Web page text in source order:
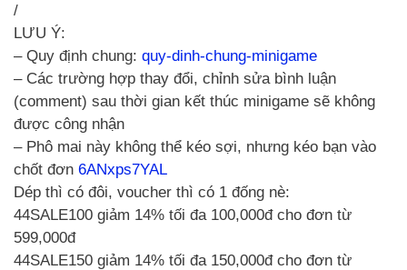
/
LƯU Ý:
– Quy định chung: quy-dinh-chung-minigame
– Các trường hợp thay đổi, chỉnh sửa bình luận
(comment) sau thời gian kết thúc minigame sẽ không
được công nhận
– Phô mai này không thể kéo sợi, nhưng kéo bạn vào
chốt đơn 6ANxps7YAL
Dép thì có đôi, voucher thì có 1 đống nè:
44SALE100 giảm 14% tối đa 100,000đ cho đơn từ
599,000đ
44SALE150 giảm 14% tối đa 150,000đ cho đơn từ